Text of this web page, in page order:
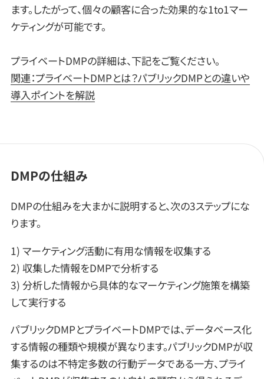
ます。したがって、個々の顧客に合った効果的な1to1マー
ケティングが可能です。
プライベートDMPの詳細は、下記をご覧ください。
関連：プライベートDMPとは？パブリックDMPとの違いや
導入ポイントを解説
DMPの仕組み
DMPの仕組みを大まかに説明すると、次の3ステップにな
ります。
1) マーケティング活動に有用な情報を収集する
2) 収集した情報をDMPで分析する
3) 分析した情報から具体的なマーケティング施策を構築
して実行する
パブリックDMPとプライベートDMPでは、データベース化
する情報の種類や規模が異なります。パブリックDMPが収
集するのは不特定多数の行動データである一方、プライ